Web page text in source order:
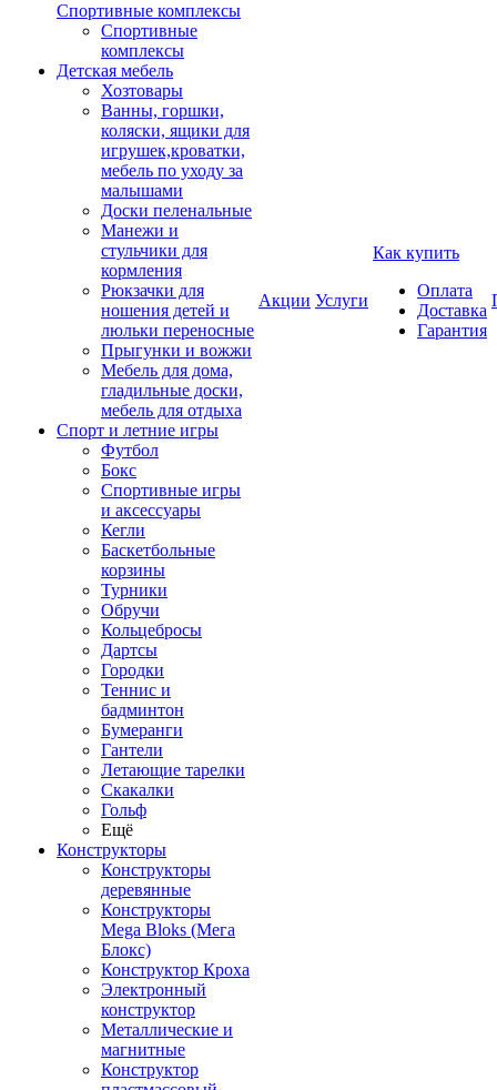
Спортивные комплексы
Спортивные
комплексы
Детская мебель
Хозтовары
Ванны, горшки,
коляски, ящики для
игрушек,кроватки,
мебель по уходу за
малышами
Доски пеленальные
Манежи и
стульчики для
кормления
Рюкзачки для
ношения детей и
люльки переносные
Прыгунки и вожжи
Мебель для дома,
гладильные доски,
мебель для отдыха
Спорт и летние игры
Футбол
Бокс
Спортивные игры
и аксессуары
Кегли
Баскетбольные
корзины
Турники
Обручи
Кольцебросы
Дартсы
Городки
Теннис и
бадминтон
Бумеранги
Гантели
Летающие тарелки
Скакалки
Гольф
Ещё
Конструкторы
Конструкторы
деревянные
Конструкторы
Mega Bloks (Мега
Блокс)
Конструктор Кроха
Электронный
конструктор
Металлические и
магнитные
Конструктор
Акции Услуги
Как купить
Оплата
Доставка
Гарантия